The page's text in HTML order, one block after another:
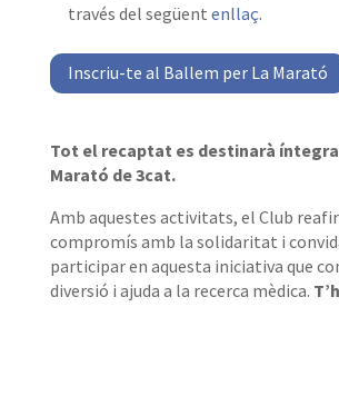
través del següent enllaç.
Inscriu-te al Ballem per La Marató
Tot el recaptat es destinarà
Marató de 3cat.
Amb aquestes activitats, el Club
compromís amb la solidaritat i
participar en aquesta iniciativa que
diversió i ajuda a la recerca mèdica.